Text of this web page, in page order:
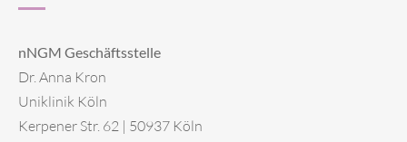
nNGM Geschäftsstelle
Dr. Anna Kron
Uniklinik Köln
Kerpener Str. 62 | 50937 Köln